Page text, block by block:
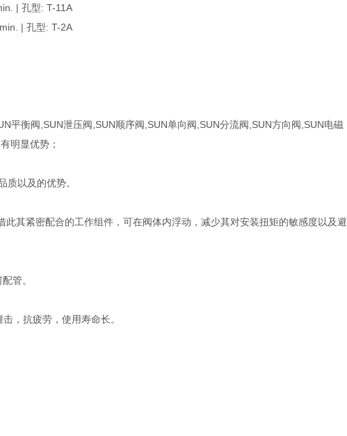
| 孔型: T-11A
| 孔型: T-2A
平衡阀,SUN泄压阀,SUN顺序阀,SUN单向阀,SUN分流阀,SUN方向阀,SUN电磁
明显优势；
质以及的优势。
其紧密配合的工作组件，可在阀体内浮动，减少其对安装扭矩的敏感度以及避
管。
，抗疲劳，使用寿命长。